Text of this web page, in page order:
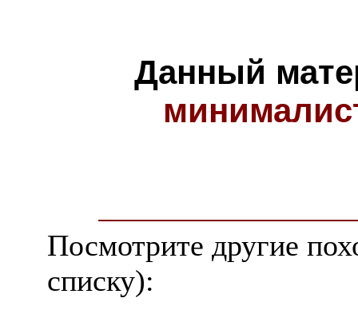
Данный
Посмотрите другие
списку):